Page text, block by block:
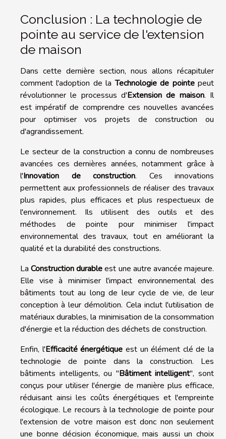
Conclusion : La technologie de
pointe au service de l'extension
de maison
Dans cette dernière section, nous allons récapituler
comment l'adoption de laTechnologie de pointepeut
révolutionner le processus d'Extension de maison. Il
est impératif de comprendre ces nouvelles avancées
pour optimiser vos projets de construction ou
d'agrandissement.
Le secteur de la construction a connu de nombreuses
avancées ces dernières années, notamment grâce à
l'Innovation de construction. Ces innovations
permettent aux professionnels de réaliser des travaux
plus rapides, plus efficaces et plus respectueux de
l'environnement. Ils utilisent des outils et des
méthodes de pointe pour minimiser l'impact
environnemental des travaux, tout en améliorant la
qualité et la durabilité des constructions.
LaConstruction durableest une autre avancée majeure.
Elle vise à minimiser l'impact environnemental des
bâtiments tout au long de leur cycle de vie, de leur
conception à leur démolition. Cela inclut l'utilisation de
matériaux durables, la minimisation de la consommation
d'énergie et la réduction des déchets de construction.
Enfin, l'Efficacité énergétique est un élément clé de la
technologie de pointe dans la construction. Les
bâtiments intelligents, ou "Bâtiment intelligent", sont
conçus pour utiliser l'énergie de manière plus efficace,
réduisant ainsi les coûts énergétiques et l'empreinte
écologique. Le recours à la technologie de pointe pour
l'extension de votre maison est donc non seulement
une bonne décision économique, mais aussi un choix